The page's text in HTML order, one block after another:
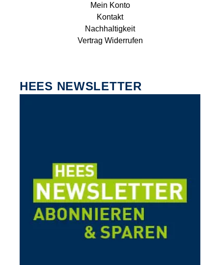
Mein Konto
Kontakt
Nachhaltigkeit
Vertrag Widerrufen
HEES NEWSLETTER